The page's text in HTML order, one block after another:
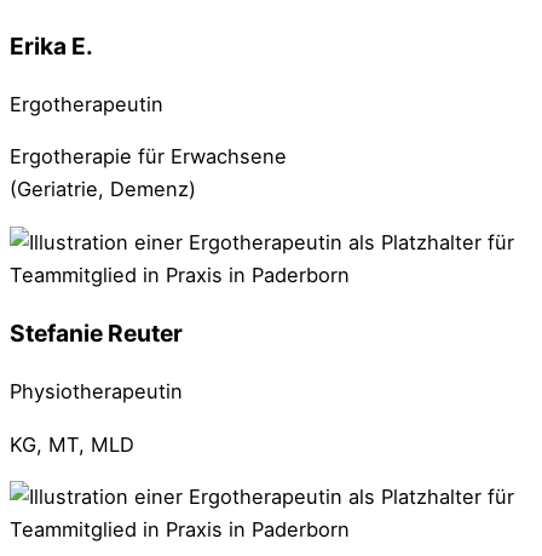
Erika E.
Ergotherapeutin
Ergotherapie für Erwachsene
(Geriatrie, Demenz)
Stefanie Reuter
Physiotherapeutin
KG, MT, MLD